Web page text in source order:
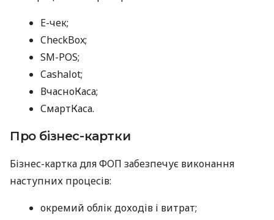
E-чек;
CheckBox;
SM-POS;
Cashalot;
ВчасноКаса;
СмартКаса.
Про бізнес-картки
Бізнес-картка для ФОП забезпечує виконання
наступних процесів:
окремий облік доходів і витрат;